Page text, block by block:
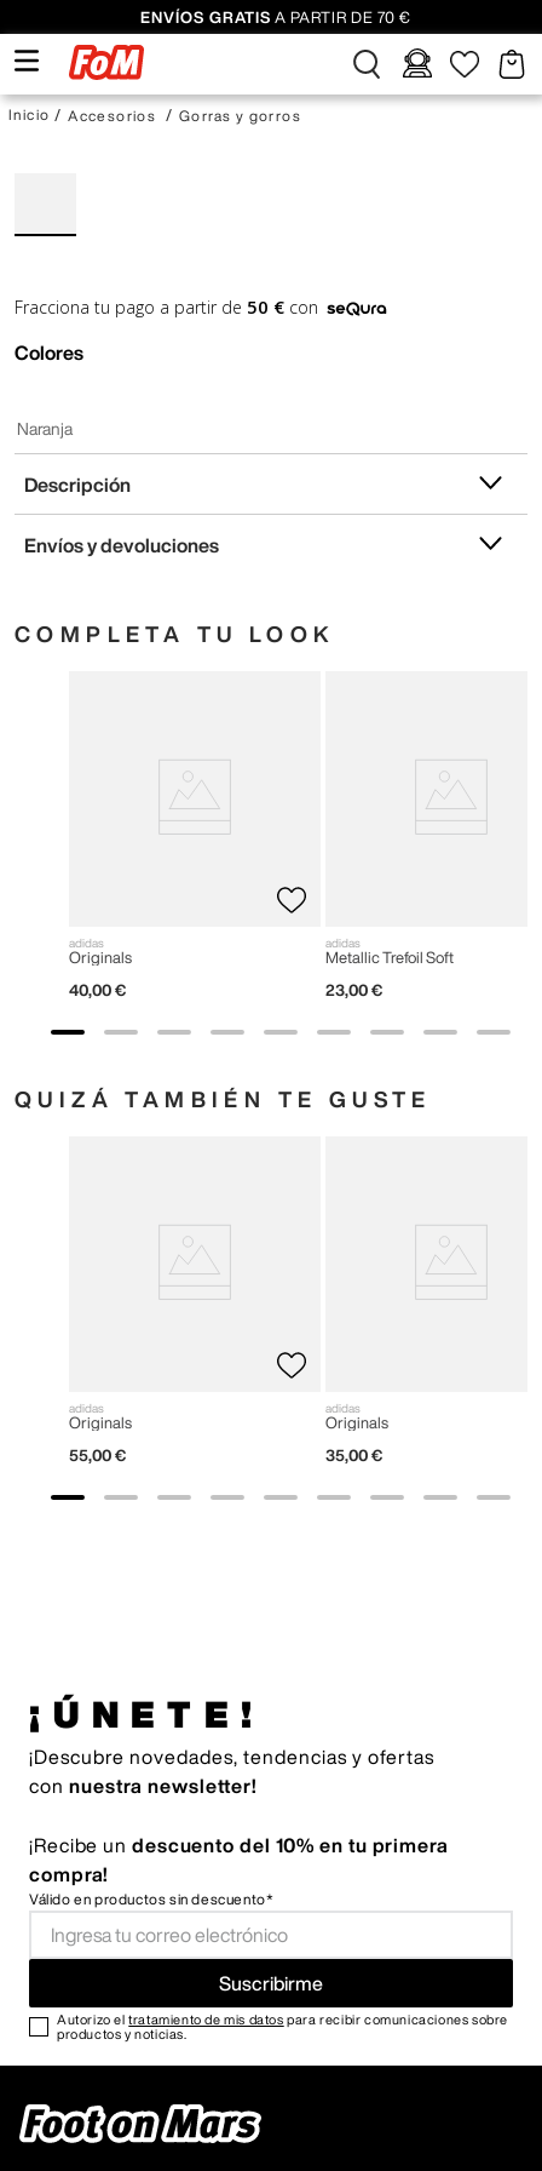
ENVÍOS GRATIS A PARTIR DE 70 €
Accesorios Gorras y gorros
Fracciona tu pago a partir de 50 € con
Colores
Naranja
Descripción
Envíos y devoluciones
COMPLETA TU LOOK
adidas
Originals
40,00 €
adidas
Metallic Trefoil Soft
23,00 €
QUIZÁ TAMBIÉN TE GUSTE
adidas
Originals
55,00 €
adidas
Originals
35,00 €
¡ÚNETE!
¡Descubre novedades, tendencias y ofertas
con nuestra newsletter!
¡Recibe un descuento del 10% en tu primera
compra!
Válido en productos sin descuento*
Suscribirme
Autorizo eltratamiento de mis datos para recibir comunicaciones sobre
productos y noticias.